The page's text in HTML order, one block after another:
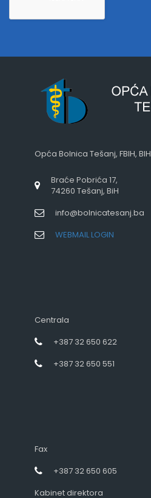
Opća Bolnica Tešanj, FBIH, BIH
Braće Pobrića 17,
74260 Tešanj, BiH
info@bolnicatesanj.ba
WEBMAIL LOGIN
Centrala
+387 32 650 622
+387 32 650 551
Fax
+387 32 650 605
Kabinet direktora